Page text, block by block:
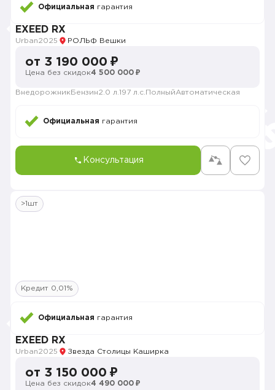
Официальная гарантия
EXEED RX
Urban2025 РОЛЬФ Вешки
от 3 190 000 ₽
Цена без скидок4 500 000 ₽
Внедорожник Бензин2.0 л. 197 л.с. ПолныйАвтоматическая
Официальная гарантия
Консультация
>1шт
Кредит 0,01%
Официальная гарантия
EXEED RX
Urban2025 Звезда Столицы Каширка
от 3 150 000 ₽
Цена без скидок4 490 000 ₽